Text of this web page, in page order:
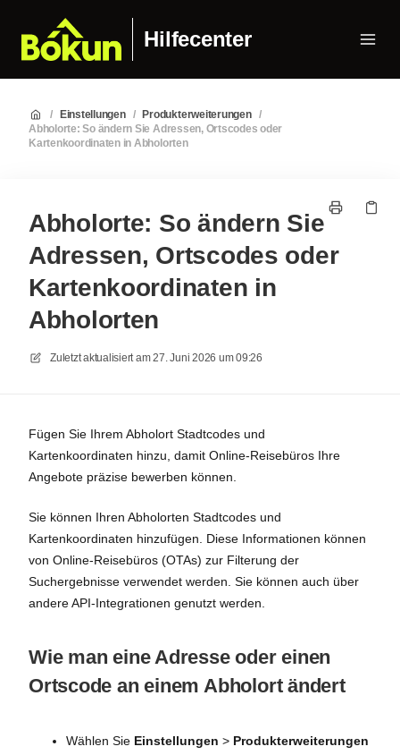
Hilfecenter
/ Einstellungen / Produkterweiterungen /
Abholorte: So ändern Sie Adressen, Ortscodes oder
Kartenkoordinaten in Abholorten
Abholorte: So ändern Sie
Adressen, Ortscodes oder
Kartenkoordinaten in
Abholorten
Zuletzt aktualisiert am27. Juni 2026 um 09:26
Fügen Sie Ihrem Abholort Stadtcodes und
Kartenkoordinaten hinzu, damit Online-Reisebüros Ihre
Angebote präzise bewerben können.
Sie können Ihren Abholorten Stadtcodes und
Kartenkoordinaten hinzufügen. Diese Informationen können
von Online-Reisebüros (OTAs) zur Filterung der
Suchergebnisse verwendet werden. Sie können auch über
andere API-Integrationen genutzt werden.
Wie man eine Adresse oder einen
Ortscode an einem Abholort ändert
Wählen Sie Einstellungen > Produkterweiterungen